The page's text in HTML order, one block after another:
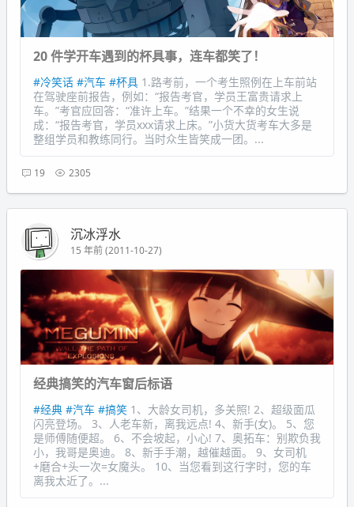
20 件学开车遇到的杯具事，连车都笑了！
#冷笑话 #汽车 #杯具 1.路考前，一个考生照例在上车前站
在驾驶座前报告，例如：“报告考官，学员王富贵请求上
车。”考官应回答：“准许上车。”结果一个不幸的女生说
成：“报告考官，学员xxx请求上床。”小货大货考车大多是
整组学员和教练同行。当时众生皆笑成一团。...
19 2305
沉冰浮水
15 年前 (2011-10-27)
经典搞笑的汽车窗后标语
#经典 #汽车 #搞笑 1、大龄女司机，多关照! 2、超级面瓜
闪亮登场。 3、人老车新，离我远点! 4、新手(女)。 5、您
是师傅随便超。 6、不会坡起，小心! 7、奥拓车：别欺负我
小，我哥是奥迪。 8、新手手潮，越催越面。 9、女司机
+磨合+头一次=女魔头。 10、当您看到这行字时，您的车
离我太近了。...